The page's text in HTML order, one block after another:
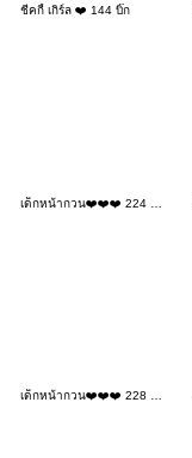
ชีคกี้ เกิร์ล ❤️ 144 บิ๊ก